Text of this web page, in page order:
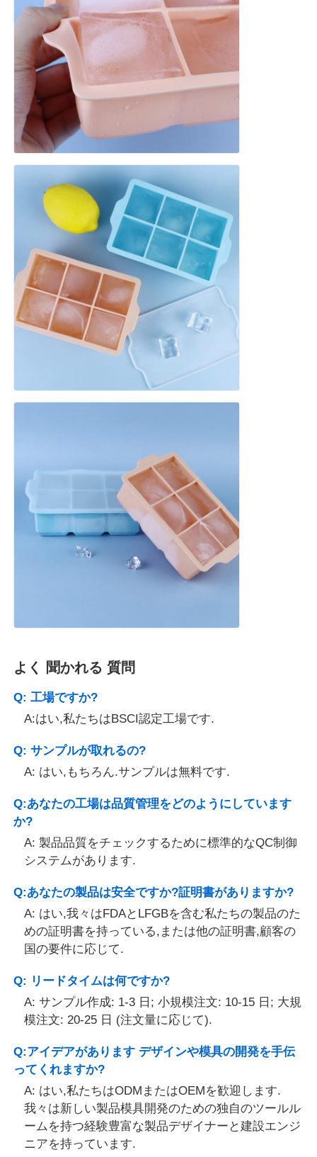
よく 聞かれる 質問
Q: 工場ですか?
A:はい,私たちはBSCI認定工場です.
Q: サンプルが取れるの?
A: はい,もちろん.サンプルは無料です.
Q:あなたの工場は品質管理をどのようにしています
か?
A: 製品品質をチェックするために標準的なQC制御
システムがあります.
Q:あなたの製品は安全ですか?証明書がありますか?
A: はい,我々はFDAとLFGBを含む私たちの製品のた
めの証明書を持っている,または他の証明書,顧客の
国の要件に応じて.
Q: リードタイムは何ですか?
A: サンプル作成: 1-3 日; 小規模注文: 10-15 日; 大規
模注文: 20-25 日 (注文量に応じて).
Q:アイデアがあります デザインや模具の開発を手伝
ってくれますか?
A: はい,私たちはODMまたはOEMを歓迎します.
我々は新しい製品模具開発のための独自のツールル
ームを持つ経験豊富な製品デザイナーと建設エンジ
ニアを持っています.